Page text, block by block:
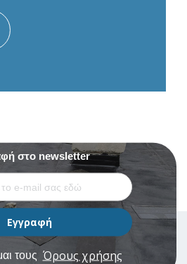
στο newsletter
τους Όρους χρήσης